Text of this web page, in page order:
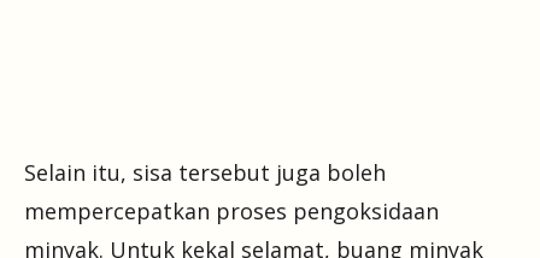
Selain itu, sisa tersebut juga boleh
mempercepatkan proses pengoksidaan
minyak. Untuk kekal selamat, buang minyak